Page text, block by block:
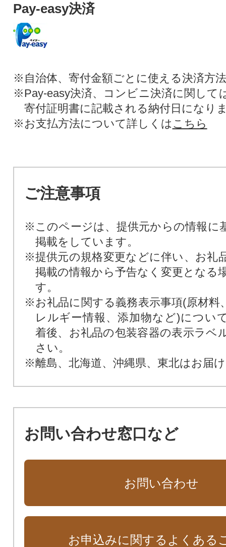
Pay-easy決済
※自治体、寄付金額ごとに使える決済方
※Pay-easy決済、コンビニ決済に関して
寄付証明書に記載される納付日になり
※お支払方法について詳しくは こちら
ご注意事項
※このページは、提供元からの情報に
掲載をしています。
※提供元の規格変更などに伴い、お礼
掲載の情報から予告なく変更となる
す。
※お礼品に関する義務表示事項(原材料
レルギー情報、添加物など)につい
着後、お礼品の包装容器の表示ラベ
さい。
※離島、北海道、沖縄県、東北はお届
お問い合わせ窓口など
お問い合わせ
お申込みに関するよくある